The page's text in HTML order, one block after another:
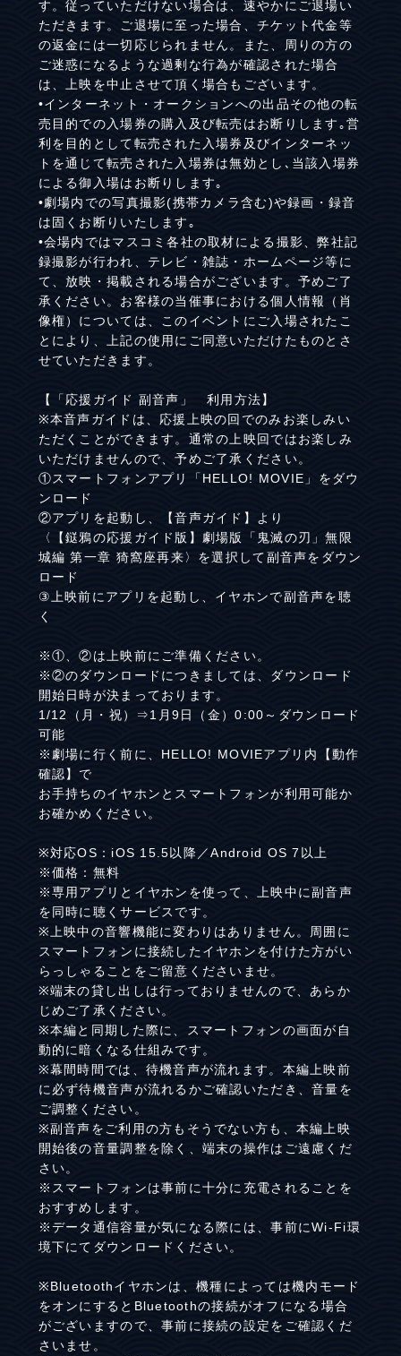
す。従っていただけない場合は、速やかにご退場い
ただきます。ご退場に至った場合、チケット代金等
の返金には一切応じられません。また、周りの方の
ご迷惑になるような過剰な行為が確認された場合
は、上映を中止させて頂く場合もございます。
•インターネット・オークションへの出品その他の転
売目的での入場券の購入及び転売はお断りします｡営
利を目的として転売された入場券及びインターネッ
トを通じて転売された入場券は無効とし､当該入場券
による御入場はお断りします｡
•劇場内での写真撮影(携帯カメラ含む)や録画・録音
は固くお断りいたします｡
•会場内ではマスコミ各社の取材による撮影、弊社記
録撮影が行われ、テレビ・雑誌・ホームページ等に
て、放映・掲載される場合がございます。予めご了
承ください。お客様の当催事における個人情報（肖
像権）については、このイベントにご入場されたこ
とにより、上記の使用にご同意いただけたものとさ
せていただきます。
【「応援ガイド 副音声」 利用方法】
※本音声ガイドは、応援上映の回でのみお楽しみい
ただくことができます。通常の上映回ではお楽しみ
いただけませんので、予めご了承ください。
①スマートフォンアプリ「HELLO! MOVIE」をダウ
ンロード
②アプリを起動し、【音声ガイド】より
〈【鎹鴉の応援ガイド版】劇場版「鬼滅の刃」無限
城編 第一章 猗窩座再来〉を選択して副音声をダウン
ロード
③上映前にアプリを起動し、イヤホンで副音声を聴
く
※①、②は上映前にご準備ください。
※②のダウンロードにつきましては、ダウンロード
開始日時が決まっております。
1/12（月・祝）⇒1月9日（金）0:00～ダウンロード
可能
※劇場に行く前に、HELLO! MOVIEアプリ内【動作
確認】で
お手持ちのイヤホンとスマートフォンが利用可能か
お確かめください。
※対応OS：iOS 15.5以降／Android OS 7以上
※価格：無料
※専用アプリとイヤホンを使って、上映中に副音声
を同時に聴くサービスです。
※上映中の音響機能に変わりはありません。周囲に
スマートフォンに接続したイヤホンを付けた方がい
らっしゃることをご留意くださいませ。
※端末の貸し出しは行っておりませんので、あらか
じめご了承ください。
※本編と同期した際に、スマートフォンの画面が自
動的に暗くなる仕組みです。
※幕間時間では、待機音声が流れます。本編上映前
に必ず待機音声が流れるかご確認いただき、音量を
ご調整ください。
※副音声をご利用の方もそうでない方も、本編上映
開始後の音量調整を除く、端末の操作はご遠慮くだ
さい。
※スマートフォンは事前に十分に充電されることを
おすすめします。
※データ通信容量が気になる際には、事前にWi-Fi環
境下にてダウンロードください。
※Bluetoothイヤホンは、機種によっては機内モード
をオンにするとBluetoothの接続がオフになる場合
がございますので、事前に接続の設定をご確認くだ
さいませ。